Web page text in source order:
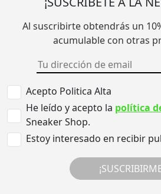
Al suscribirte obtendrás un
acumulable con otras
Acepto Politica Alta
He leído y acepto la política
Sneaker Shop.
Estoy interesado en recibir